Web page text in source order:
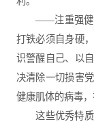
——注重强健自
打铁必须自身硬
识警醒自己、以
决清除一切损害
健康肌体的病毒，
这些优秀特质